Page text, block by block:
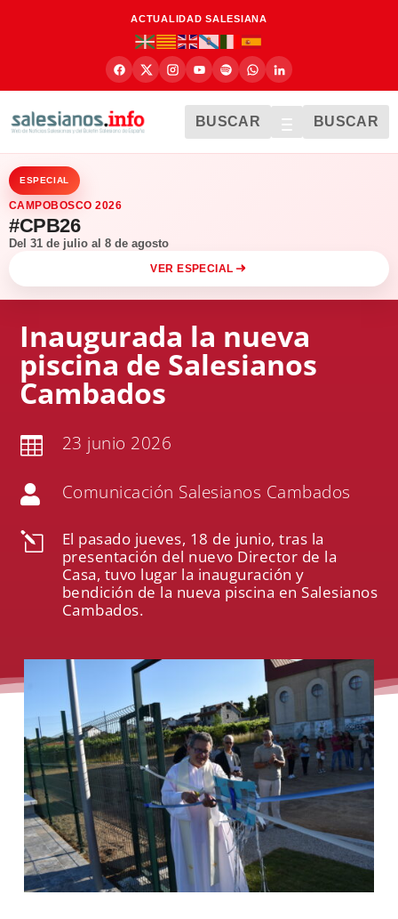
ACTUALIDAD SALESIANA
BUSCAR BUSCAR
ESPECIAL
CAMPOBOSCO 2026
#CPB26
Del 31 de julio al 8 de agosto
VER ESPECIAL
Inaugurada la nueva
piscina de Salesianos
Cambados
 23 junio 2026
 Comunicación Salesianos Cambados
l
El pasado jueves, 18 de junio, tras la
presentación del nuevo Director de la
Casa, tuvo lugar la inauguración y
bendición de la nueva piscina en Salesianos
Cambados.